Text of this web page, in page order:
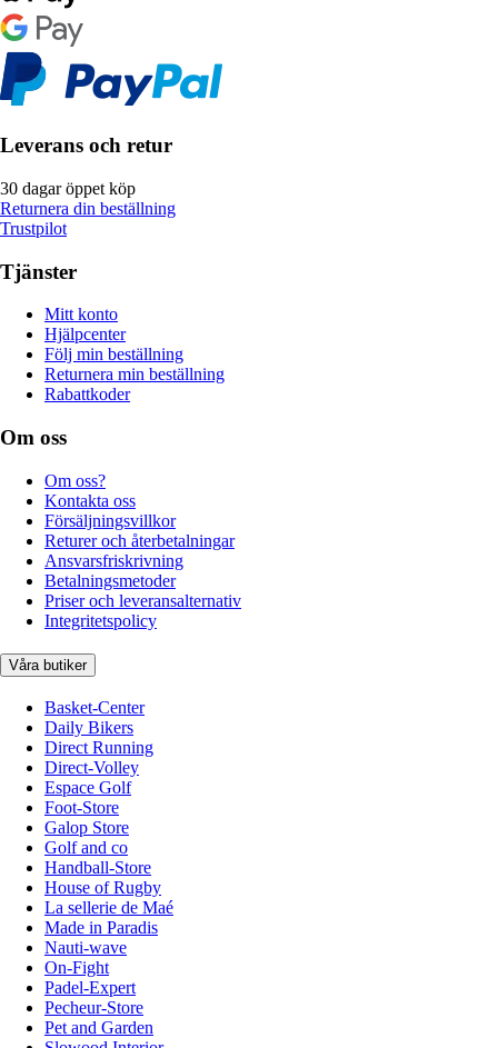
Leverans och retur
30 dagar öppet köp
Returnera din beställning
Trustpilot
Tjänster
Mitt konto
Hjälpcenter
Följ min beställning
Returnera min beställning
Rabattkoder
Om oss
Om oss?
Kontakta oss
Försäljningsvillkor
Returer och återbetalningar
Ansvarsfriskrivning
Betalningsmetoder
Priser och leveransalternativ
Integritetspolicy
Våra butiker
Basket-Center
Daily Bikers
Direct Running
Direct-Volley
Espace Golf
Foot-Store
Galop Store
Golf and co
Handball-Store
House of Rugby
La sellerie de Maé
Made in Paradis
Nauti-wave
On-Fight
Padel-Expert
Pecheur-Store
Pet and Garden